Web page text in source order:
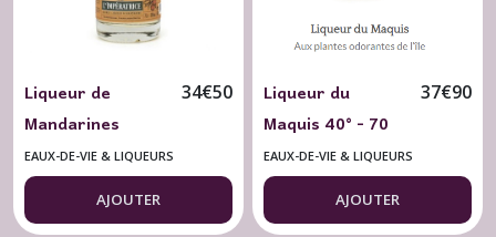
Liqueur de
Mandarines
"L'Impératrice"
30° - 70 cl.
Damiani (Corse)
34€50
EAUX-DE-VIE & LIQUEURS
AJOUTER
Liqueur du
Maquis 40° - 70
cl. Damiani
(Corse)
37€90
EAUX-DE-VIE & LIQUEURS
AJOUTER